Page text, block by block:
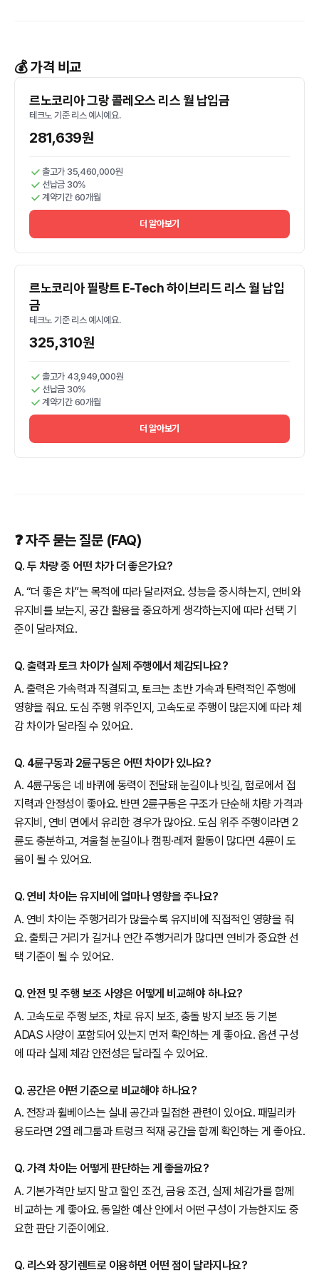
💰 가격 비교
르노코리아 그랑 콜레오스 리스 월 납입금
테크노 기준 리스 예시예요.
281,639원
출고가 35,460,000원
선납금 30%
계약기간 60개월
더 알아보기
르노코리아 필랑트 E-Tech 하이브리드 리스 월 납입
금
테크노 기준 리스 예시예요.
325,310원
출고가 43,949,000원
선납금 30%
계약기간 60개월
더 알아보기
❓ 자주 묻는 질문 (FAQ)
Q. 두 차량 중 어떤 차가 더 좋은가요?
A. “더 좋은 차”는 목적에 따라 달라져요. 성능을 중시하는지, 연비와
유지비를 보는지, 공간 활용을 중요하게 생각하는지에 따라 선택 기
준이 달라져요.
Q. 출력과 토크 차이가 실제 주행에서 체감되나요?
A. 출력은 가속력과 직결되고, 토크는 초반 가속과 탄력적인 주행에
영향을 줘요. 도심 주행 위주인지, 고속도로 주행이 많은지에 따라 체
감 차이가 달라질 수 있어요.
Q. 4륜구동과 2륜구동은 어떤 차이가 있나요?
A. 4륜구동은 네 바퀴에 동력이 전달돼 눈길이나 빗길, 험로에서 접
지력과 안정성이 좋아요. 반면 2륜구동은 구조가 단순해 차량 가격과
유지비, 연비 면에서 유리한 경우가 많아요. 도심 위주 주행이라면 2
륜도 충분하고, 겨울철 눈길이나 캠핑·레저 활동이 많다면 4륜이 도
움이 될 수 있어요.
Q. 연비 차이는 유지비에 얼마나 영향을 주나요?
A. 연비 차이는 주행거리가 많을수록 유지비에 직접적인 영향을 줘
요. 출퇴근 거리가 길거나 연간 주행거리가 많다면 연비가 중요한 선
택 기준이 될 수 있어요.
Q. 안전 및 주행 보조 사양은 어떻게 비교해야 하나요?
A. 고속도로 주행 보조, 차로 유지 보조, 충돌 방지 보조 등 기본
ADAS 사양이 포함되어 있는지 먼저 확인하는 게 좋아요. 옵션 구성
에 따라 실제 체감 안전성은 달라질 수 있어요.
Q. 공간은 어떤 기준으로 비교해야 하나요?
A. 전장과 휠베이스는 실내 공간과 밀접한 관련이 있어요. 패밀리카
용도라면 2열 레그룸과 트렁크 적재 공간을 함께 확인하는 게 좋아요.
Q. 가격 차이는 어떻게 판단하는 게 좋을까요?
A. 기본가격만 보지 말고 할인 조건, 금융 조건, 실제 체감가를 함께
비교하는 게 좋아요. 동일한 예산 안에서 어떤 구성이 가능한지도 중
요한 판단 기준이에요.
Q. 리스와 장기렌트로 이용하면 어떤 점이 달라지나요?